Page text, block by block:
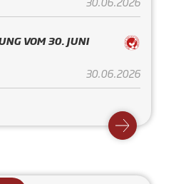
VOM 30. JUNI
30.06.2026